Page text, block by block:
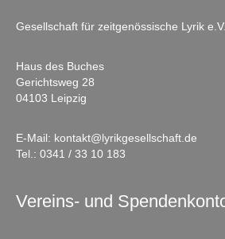
Gesellschaft für zeitgenössische Lyrik e.V.
Haus des Buches
Gerichtsweg 28
04103 Leipzig
E-Mail: kontakt@lyrikgesellschaft.de
Tel.: 0341 / 33 10 183
Vereins- und